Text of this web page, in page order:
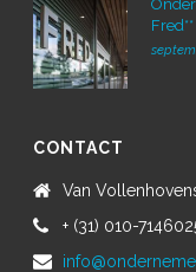
Fred**
CONTACT
Van
+ (31) 010-